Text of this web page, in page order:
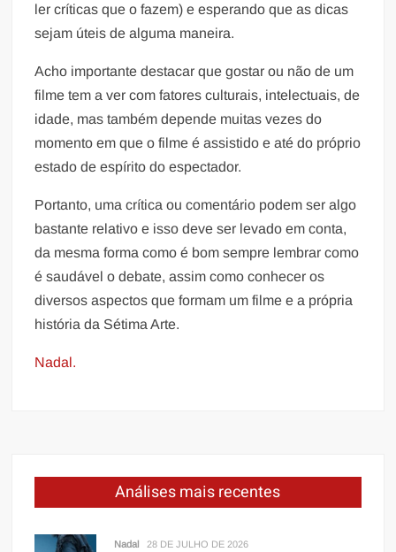
ler críticas que o fazem) e esperando que as dicas
sejam úteis de alguma maneira.
Acho importante destacar que gostar ou não de um
filme tem a ver com fatores culturais, intelectuais, de
idade, mas também depende muitas vezes do
momento em que o filme é assistido e até do próprio
estado de espírito do espectador.
Portanto, uma crítica ou comentário podem ser algo
bastante relativo e isso deve ser levado em conta,
da mesma forma como é bom sempre lembrar como
é saudável o debate, assim como conhecer os
diversos aspectos que formam um filme e a própria
história da Sétima Arte.
Nadal.
Análises mais recentes
Nadal 28 DE JULHO DE 2026